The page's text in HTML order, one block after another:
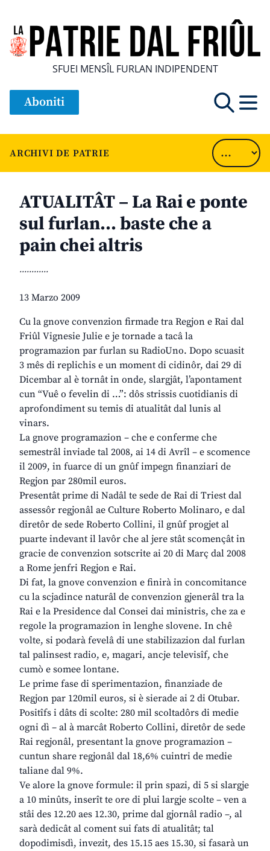
SFUEI MENSÎL FURLAN INDIPENDENT
Aboniti
ARCHIVI DE PATRIE
ATUALITÂT – La Rai e ponte
sul furlan… baste che a
pain chei altris
............
13 Marzo 2009
Cu la gnove convenzion firmade tra Regjon e Rai dal
Friûl Vignesie Julie e je tornade a tacâ la
programazion par furlan su RadioUno. Dopo scuasit
3 mês di replichis e un moment di cidinôr, dai 29 di
Dicembar al è tornât in onde, slargjât, l’apontament
cun “Vuê o fevelin di …”: dôs strissis cuotidianis di
aprofondiment su temis di atualitât dal lunis al
vinars.
La gnove programazion – che e conferme che
semestrâl inviade tal 2008, ai 14 di Avrîl – e scomence
il 2009, in fuarce di un gnûf impegn finanziari de
Regjon par 280mil euros.
Presentât prime di Nadâl te sede de Rai di Triest dal
assessôr regjonâl ae Culture Roberto Molinaro, e dal
diretôr de sede Roberto Collini, il gnûf progjet al
puarte indevant il lavôr che al jere stât scomençât in
gracie de convenzion sotscrite ai 20 di Març dal 2008
a Rome jenfri Regjon e Rai.
Di fat, la gnove convenzion e finirà in concomitance
cu la scjadince naturâl de convenzion gjenerâl tra la
Rai e la Presidence dal Consei dai ministris, che za e
regole la programazion in lenghe slovene. In chê
volte, si podarà fevelâ di une stabilizazion dal furlan
tal palinsest radio, e, magari, ancje televisîf, che
cumò e somee lontane.
Le prime fase di sperimentazion, finanziade de
Regjon par 120mil euros, si è sierade ai 2 di Otubar.
Positîfs i dâts di scolte: 280 mil scoltadôrs di medie
ogni dì – al à marcât Roberto Collini, diretôr de sede
Rai regjonâl, presentant la gnove programazion –
cuntun share regjonâl dal 18,6% cuintri de medie
taliane dal 9%.
Ve alore la gnove formule: il prin spazi, di 5 si slargje
a 10 minûts, inserît te ore di plui largje scolte – ven a
stâi des 12.20 aes 12.30, prime dal gjornâl radio –, al
sarà dedicât al coment sui fats di atualitât; tal
dopodimisdì, invezit, des 15.15 aes 15.30, si fasarà un